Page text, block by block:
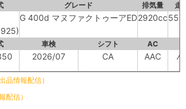
グレード 排気量 走
G 400d マヌファクトゥーアED2920cc
車検 シフト AC
2026/07 CA AAC
品情報配信）
配信）